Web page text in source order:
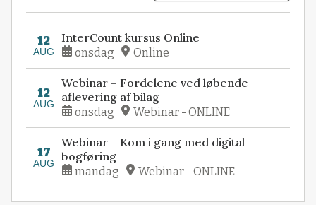
12
AUG
InterCount kursus Online
onsdag Online
12
AUG
Webinar – Fordelene ved løbende
aflevering af bilag
onsdag Webinar - ONLINE
17
AUG
Webinar – Kom i gang med digital
bogføring
mandag Webinar - ONLINE